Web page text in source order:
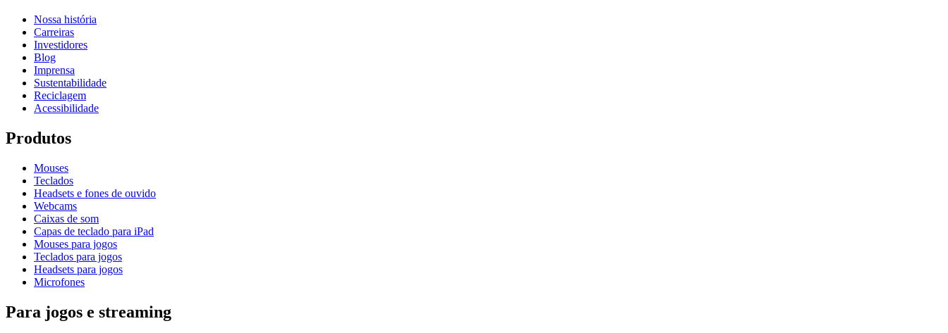
Nossa história
Carreiras
Investidores
Blog
Imprensa
Sustentabilidade
Reciclagem
Acessibilidade
Produtos
Mouses
Teclados
Headsets e fones de ouvido
Webcams
Caixas de som
Capas de teclado para iPad
Mouses para jogos
Teclados para jogos
Headsets para jogos
Microfones
Para jogos e streaming